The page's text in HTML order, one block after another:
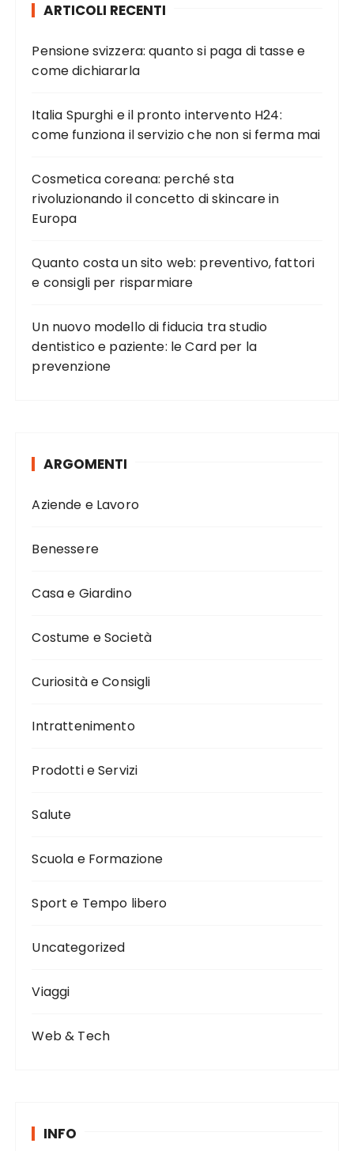
ARTICOLI RECENTI
Pensione svizzera: quanto si paga di tasse e
come dichiararla
Italia Spurghi e il pronto intervento H24:
come funziona il servizio che non si ferma mai
Cosmetica coreana: perché sta
rivoluzionando il concetto di skincare in
Europa
Quanto costa un sito web: preventivo, fattori
e consigli per risparmiare
Un nuovo modello di fiducia tra studio
dentistico e paziente: le Card per la
prevenzione
ARGOMENTI
Aziende e Lavoro
Benessere
Casa e Giardino
Costume e Società
Curiosità e Consigli
Intrattenimento
Prodotti e Servizi
Salute
Scuola e Formazione
Sport e Tempo libero
Uncategorized
Viaggi
Web & Tech
INFO